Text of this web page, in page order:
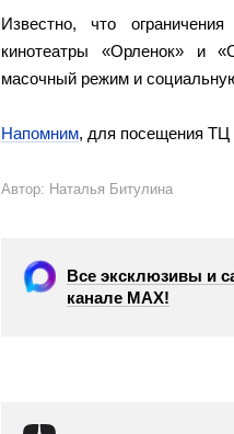
Известно, что
кинотеатры «Орленок» и
масочный режим и
Напомним, для посещения ТЦ
Автор: Наталья Битулина
Все эксклюзивы и
канале МАХ!